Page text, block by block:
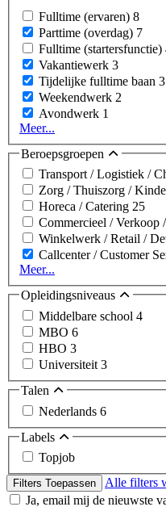
Fulltime (ervaren) 8
Parttime (overdag) 7
Fulltime (startersfunctie)
Vakantiewerk 3
Tijdelijke fulltime baan 3
Weekendwerk 2
Avondwerk 1
Meer...
Beroepsgroepen
Transport / Logistiek /
Zorg / Thuiszorg /
Horeca / Catering 25
Commercieel / Verkoop
Winkelwerk / Retail /
Callcenter / Customer
Meer...
Opleidingsniveaus
Middelbare school 4
MBO 6
HBO 3
Universiteit 3
Talen
Nederlands 6
Labels
Topjob
Filters Toepassen
Alle filters
Ja, email mij de nieuwste